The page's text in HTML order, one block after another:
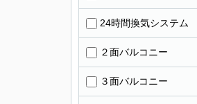
24時間換気システム
２面バルコニー
３面バルコニー